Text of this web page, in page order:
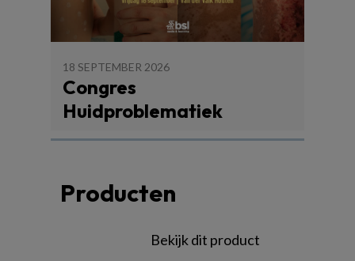
18 SEPTEMBER 2026
Congres
Huidproblematiek
Producten
Bekijk dit product